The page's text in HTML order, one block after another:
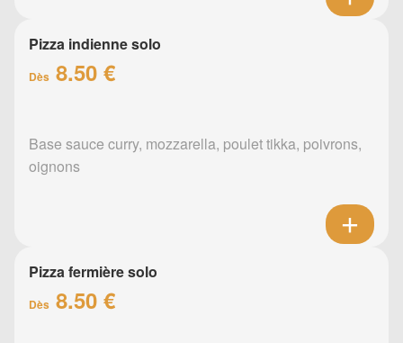
Pizza indienne solo
Dès 8.50 €
Base sauce curry, mozzarella, poulet tikka, poivrons,
oignons
Pizza fermière solo
Dès 8.50 €